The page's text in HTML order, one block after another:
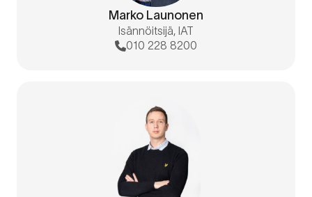
Marko Launonen
Isännöitsijä, IAT
010 228 8200